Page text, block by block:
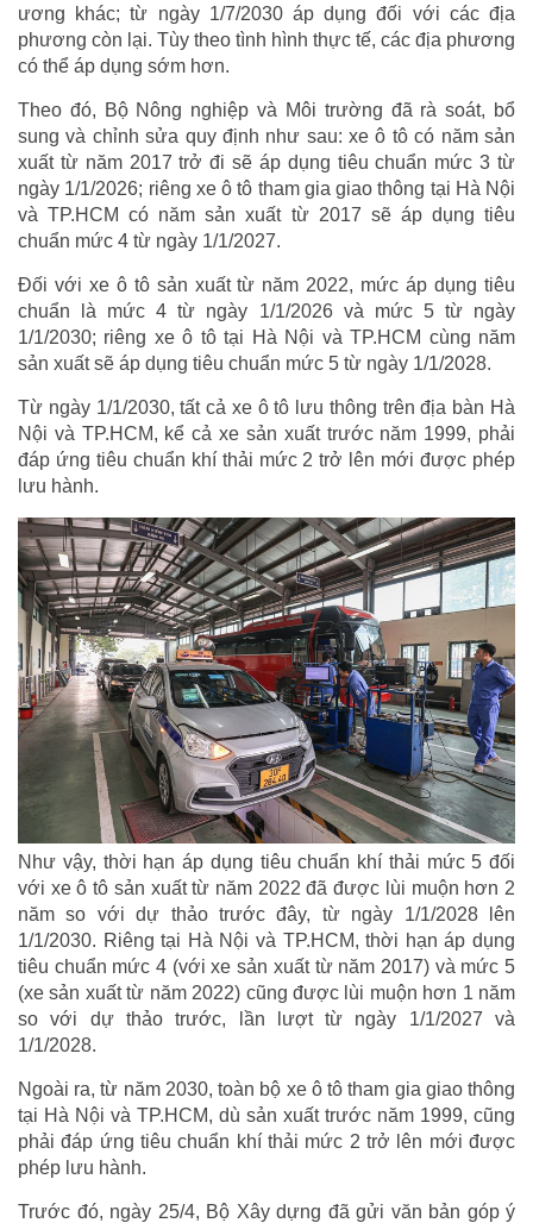
ương khác; từ ngày 1/7/2030 áp dụng đối với các địa
phương còn lại. Tùy theo tình hình thực tế, các địa phương
có thể áp dụng sớm hơn.
Theo đó, Bộ Nông nghiệp và Môi trường đã rà soát, bổ
sung và chỉnh sửa quy định như sau: xe ô tô có năm sản
xuất từ năm 2017 trở đi sẽ áp dụng tiêu chuẩn mức 3 từ
ngày 1/1/2026; riêng xe ô tô tham gia giao thông tại Hà Nội
và TP.HCM có năm sản xuất từ 2017 sẽ áp dụng tiêu
chuẩn mức 4 từ ngày 1/1/2027.
Đối với xe ô tô sản xuất từ năm 2022, mức áp dụng tiêu
chuẩn là mức 4 từ ngày 1/1/2026 và mức 5 từ ngày
1/1/2030; riêng xe ô tô tại Hà Nội và TP.HCM cùng năm
sản xuất sẽ áp dụng tiêu chuẩn mức 5 từ ngày 1/1/2028.
Từ ngày 1/1/2030, tất cả xe ô tô lưu thông trên địa bàn Hà
Nội và TP.HCM, kể cả xe sản xuất trước năm 1999, phải
đáp ứng tiêu chuẩn khí thải mức 2 trở lên mới được phép
lưu hành.
Như vậy, thời hạn áp dụng tiêu chuẩn khí thải mức 5 đối
với xe ô tô sản xuất từ năm 2022 đã được lùi muộn hơn 2
năm so với dự thảo trước đây, từ ngày 1/1/2028 lên
1/1/2030. Riêng tại Hà Nội và TP.HCM, thời hạn áp dụng
tiêu chuẩn mức 4 (với xe sản xuất từ năm 2017) và mức 5
(xe sản xuất từ năm 2022) cũng được lùi muộn hơn 1 năm
so với dự thảo trước, lần lượt từ ngày 1/1/2027 và
1/1/2028.
Ngoài ra, từ năm 2030, toàn bộ xe ô tô tham gia giao thông
tại Hà Nội và TP.HCM, dù sản xuất trước năm 1999, cũng
phải đáp ứng tiêu chuẩn khí thải mức 2 trở lên mới được
phép lưu hành.
Trước đó, ngày 25/4, Bộ Xây dựng đã gửi văn bản góp ý